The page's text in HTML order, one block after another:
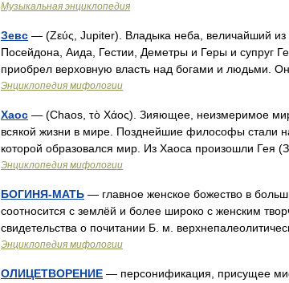
Музыкальная энциклопедия
Зевс — (Ζεύς, Jupiter). Владыка неба, величайший
Посейдона, Аида, Гестии, Деметры и Геры и супруг
приобрел верховную власть над богами и людьми. Он
Энциклопедия мифологии
Хаос — (Chaos, τὸ Χάος). Зияющее, неизмеримое
всякой жизни в мире. Позднейшие философы стали
которой образовался мир. Из Хаоса произошли Гея
Энциклопедия мифологии
БОГИНЯ-МАТЬ — главное женское божество в
соотносится с землёй и более широко с женским
свидетельства о почитании Б. м.
Энциклопедия мифологии
ОЛИЦЕТВОРЕНИЕ — персонификация, присущее